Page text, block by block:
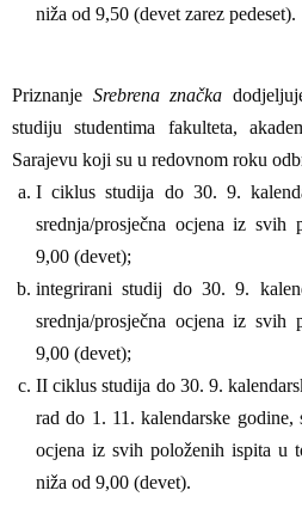
niža od 9,50 (devet zarez pedeset).
Priznanje Srebrena značka
studiju studentima fakulteta,
Sarajevu koji su u redovnom roku
I ciklus studija do 30. 9.
srednja/prosječna ocjena iz
9,00 (devet);
integrirani studij do 30. 9.
srednja/prosječna ocjena iz
9,00 (devet);
II ciklus studija do 30. 9.
rad do 1. 11. kalendarske godine,
ocjena iz svih položenih ispita
niža od 9,00 (devet).